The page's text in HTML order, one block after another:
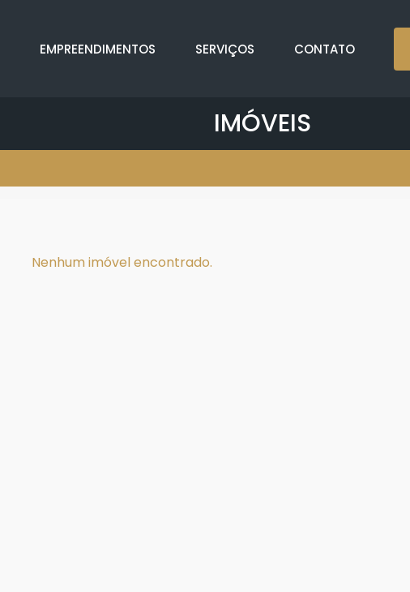
EMPREENDIMENTOS SERVIÇOS CONTATO
IMÓVEIS
Nenhum imóvel encontrado.